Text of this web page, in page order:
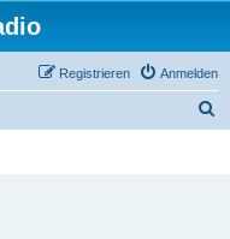
Anmelden
Registrieren